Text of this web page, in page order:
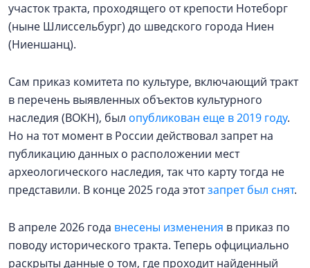
участок тракта, проходящего от крепости Нотеборг
(ныне Шлиссельбург) до шведского города Ниен
(Ниеншанц).
Сам приказ комитета по культуре, включающий тракт
в перечень выявленных объектов культурного
наследия (ВОКН), был опубликован еще в 2019 году.
Но на тот момент в России действовал запрет на
публикацию данных о расположении мест
археологического наследия, так что карту тогда не
представили. В конце 2025 года этотзапрет был снят.
В апреле 2026 года внесены изменения в приказ по
поводу исторического тракта. Теперь офцициально
раскрыты данные о том, где проходит найденный